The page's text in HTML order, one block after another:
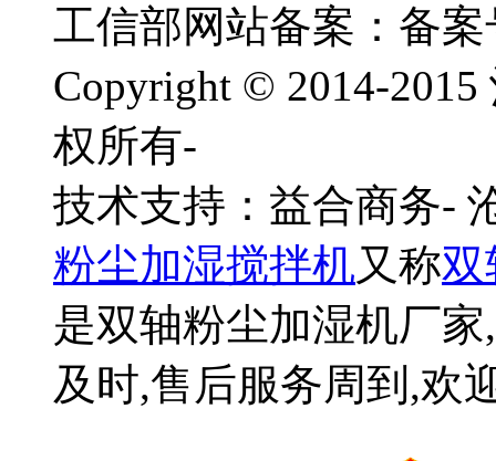
工信部网站备案：备案
Copyright © 2014-
权所有-
技术支持：益合商务-
粉尘加湿搅拌机又称双
是双轴粉尘加湿机厂
及时,售后服务周到,欢